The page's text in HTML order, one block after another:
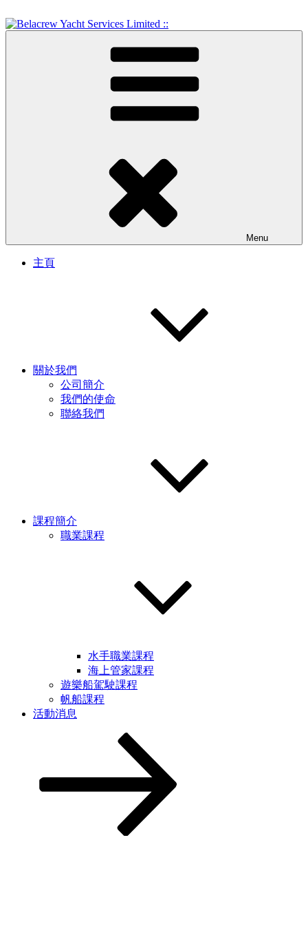
to
content
Belacrew Yacht Services
Crew Training and Yacht Service
Menu
主頁
關於我們
公司簡介
我們的使命
聯絡我們
課程簡介
職業課程
水手職業課程
海上管家課程
遊樂船駕駛課程
帆船課程
活動消息